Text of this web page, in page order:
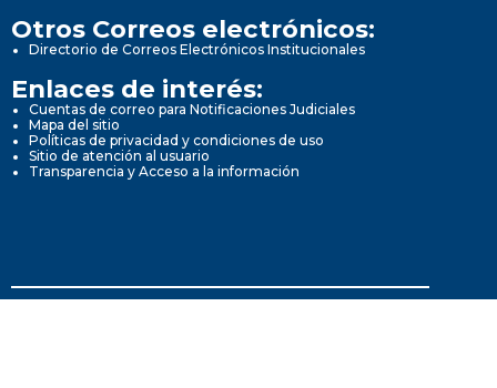
Otros Correos electrónicos:
Directorio de Correos Electrónicos Institucionales
Enlaces de interés:
Cuentas de correo para Notificaciones Judiciales
Mapa del sitio
Políticas de privacidad y condiciones de uso
Sitio de atención al usuario
Transparencia y Acceso a la información